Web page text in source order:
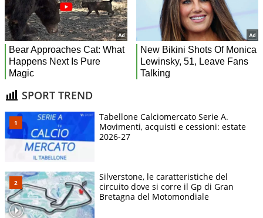
SPORT TREND
Tabellone Calciomercato Serie A.
Movimenti, acquisti e cessioni: estate
2026-27
Silverstone, le caratteristiche del
circuito dove si corre il Gp di Gran
Bretagna del Motomondiale